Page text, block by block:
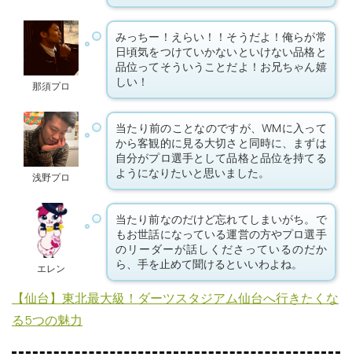
那須プロ
みっちー！えらい！！そうだよ！俺らが常
日頃気をつけていかないといけない品格と
品位ってそういうことだよ！お兄ちゃん嬉
しい！
浅野プロ
当たり前のことなのですが、WMに入って
から客観的に見る大切さと同時に、まずは
自分がプロ選手として品格と品位を持てる
ようになりたいと思いました。
エレン
当たり前なのだけど忘れてしまいがち。で
もお世話になっている運営の方やプロ選手
のリーダーが話しくださっているのだか
ら、手を止めて聞けるといいわよね。
【仙台】東北最大級！ダーツスタジアム仙台へ行きたくな
る5つの魅力